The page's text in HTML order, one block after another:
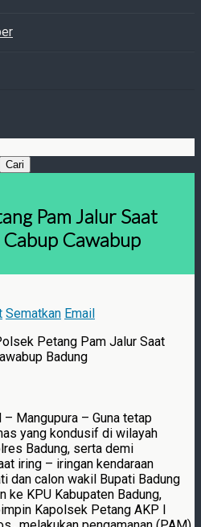
Pam Jalur Saat
Cawabup
Sematkan Email
Petang Pam Jalur Saat
Badung
– Mangupura – Guna tetap
yang kondusif di wilayah
Badung, serta demi
iring – iringan kendaraan
dan calon wakil Bupati Badung
ke KPU Kabupaten Badung,
Kapolsek Petang AKP I